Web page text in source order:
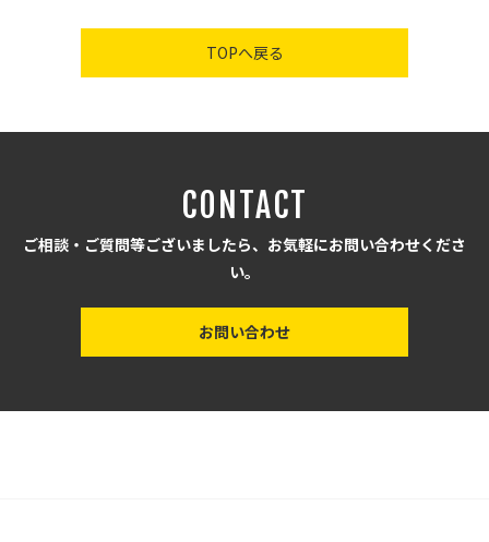
TOPへ戻る
CONTACT
ご相談・ご質問等ございましたら、お気軽にお問い合わせくださ
い。
お問い合わせ